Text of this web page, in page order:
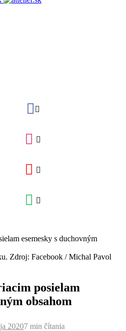
Zdroj: Facebook / Michal Pavol
posielam
obsahom
20207 min čítania